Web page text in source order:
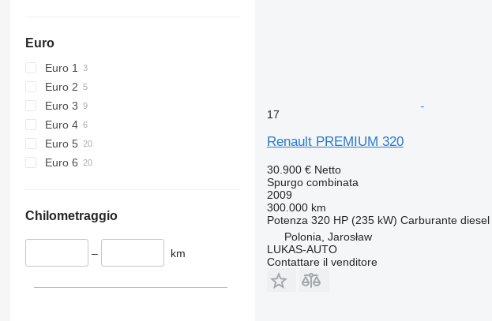
Euro
Euro 1
Euro 2
Euro 3
Euro 4
Euro 5
Euro 6
Chilometraggio
– km
17
Renault PREMIUM 320
30.900 € Netto
Spurgo combinata
2009
300.000 km
Potenza 320 HP (235 kW) Carburante diesel
Polonia, Jarosław
LUKAS-AUTO
Contattare il venditore